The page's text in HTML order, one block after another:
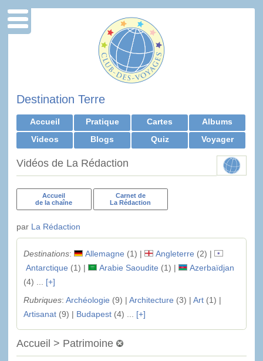
Destination Terre
Accueil Pratique Cartes
Albums
Videos
Blogs Quiz Voyager
Vidéos de La Rédaction
Accueil
de la chaîne
Carnet de
La Rédaction
par La Rédaction
Destinations: Allemagne (1) | Angleterre (2) |
Antarctique (1) | Arabie Saoudite (1) |
Azerbaïdjan
(4) ... [+]
Rubriques: Archéologie (9) | Architecture (3) | Art(1) |
Artisanat(9) | Budapest(4) ... [+]
Accueil > Patrimoine